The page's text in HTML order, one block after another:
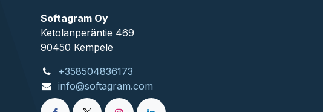
Softagram Oy
Ketolanperäntie 469
90450 ​Kempele
+358504836173
info@softagram.com